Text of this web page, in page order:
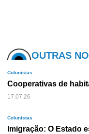
OUTRAS
Colunistas
Cooperativas de
17.07.26
Colunistas
Imigração: O Estado